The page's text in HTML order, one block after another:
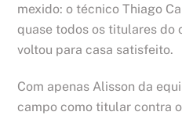
mexido: o técnico Thiago
quase todos os titulares do
voltou para casa satisfeito.
Com apenas Alisson da
campo como titular contra